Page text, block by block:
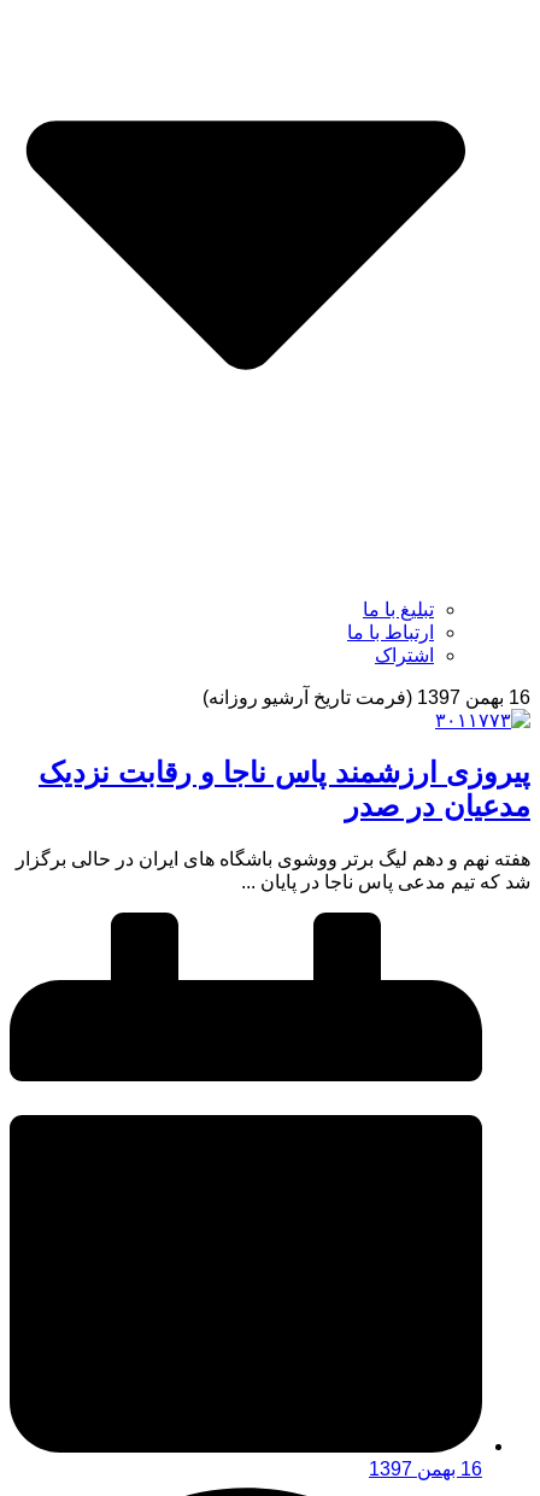
تبلیغ با ما
ارتباط با ما
اشتراک
16 بهمن 1397 (فرمت تاریخ آرشیو روزانه)
پیروزی ارزشمند پاس ناجا و رقابت نزدیک
مدعیان در صدر
هفته نهم و دهم لیگ برتر ووشوی باشگاه های ایران در حالی برگزار
شد که تیم مدعی پاس ناجا در پایان ...
16 بهمن 1397